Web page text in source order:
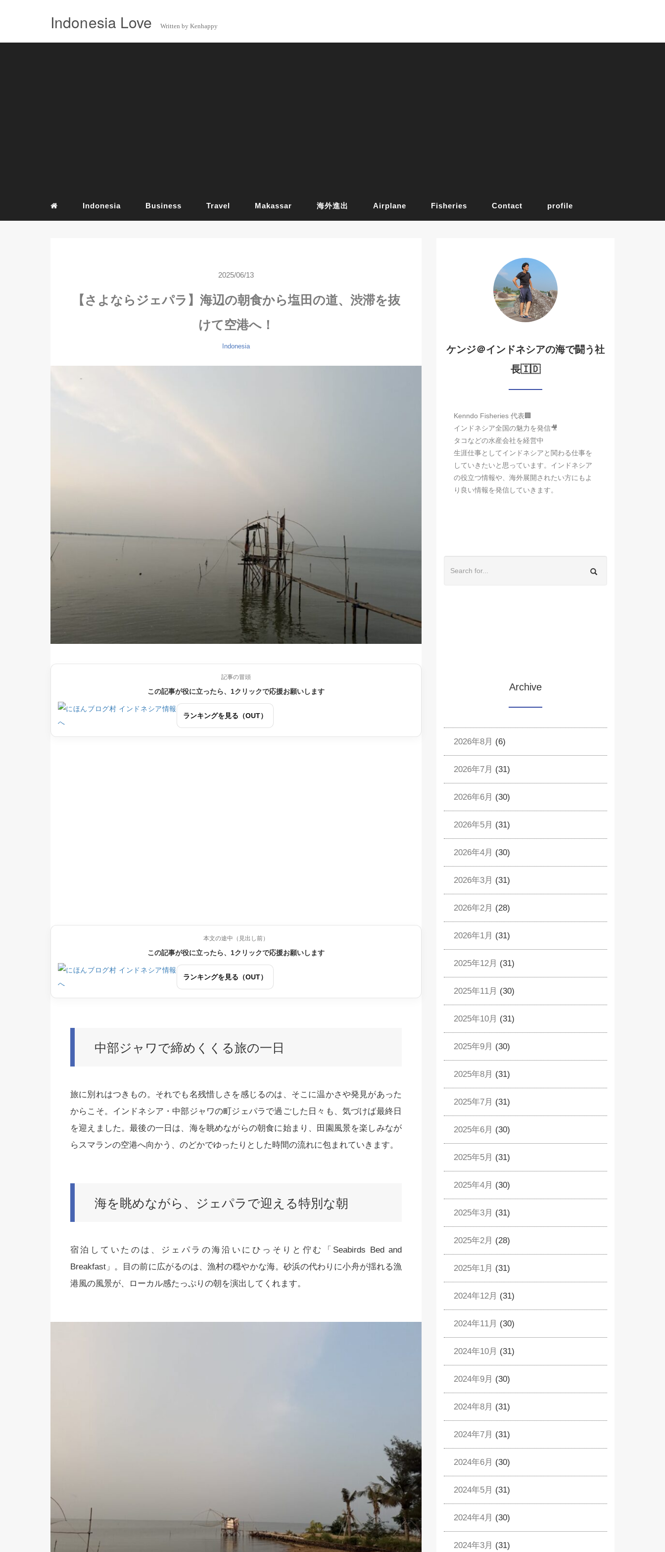
Indonesia Love Written by Kenhappy
Indonesia Business Travel Makassar 海外進出 Airplane Fisheries Contact profile
2025/06/13
【さよならジェパラ】海辺の朝食から塩田の道、渋滞を抜
けて空港へ！
Indonesia
記事の冒頭
この記事が役に立ったら、1クリックで応援お願いします
ランキングを見る（OUT）
本文の途中（見出し前）
この記事が役に立ったら、1クリックで応援お願いします
ランキングを見る（OUT）
中部ジャワで締めくくる旅の一日
旅に別れはつきもの。それでも名残惜しさを感じるのは、そこに温かさや発見があった
からこそ。インドネシア・中部ジャワの町ジェパラで過ごした日々も、気づけば最終日
を迎えました。最後の一日は、海を眺めながらの朝食に始まり、田園風景を楽しみなが
らスマランの空港へ向かう、のどかでゆったりとした時間の流れに包まれていきます。
海を眺めながら、ジェパラで迎える特別な朝
宿泊していたのは、ジェパラの海沿いにひっそりと佇む「Seabirds Bed and
Breakfast」。目の前に広がるのは、漁村の穏やかな海。砂浜の代わりに小舟が揺れる漁
港風の風景が、ローカル感たっぷりの朝を演出してくれます。
ケンジ＠インドネシアの海で闘う社
長🇮🇩
Kenndo Fisheries 代表🏢
インドネシア全国の魅力を発信🎥
タコなどの水産会社を経営中
生涯仕事としてインドネシアと関わる仕事を
していきたいと思っています。インドネシア
の役立つ情報や、海外展開されたい方にもよ
り良い情報を発信していきます。
Archive
2026年8月 (6)
2026年7月 (31)
2026年6月 (30)
2026年5月 (31)
2026年4月 (30)
2026年3月 (31)
2026年2月 (28)
2026年1月 (31)
2025年12月 (31)
2025年11月 (30)
2025年10月 (31)
2025年9月 (30)
2025年8月 (31)
2025年7月 (31)
2025年6月 (30)
2025年5月 (31)
2025年4月 (30)
2025年3月 (31)
2025年2月 (28)
2025年1月 (31)
2024年12月 (31)
2024年11月 (30)
2024年10月 (31)
2024年9月 (30)
2024年8月 (31)
2024年7月 (31)
2024年6月 (30)
2024年5月 (31)
2024年4月 (30)
2024年3月 (31)